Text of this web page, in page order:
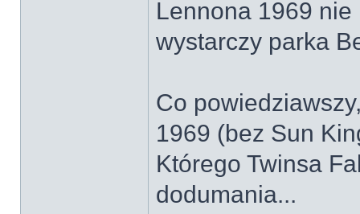
Lennona 1969
wystarczy parka
Co
1969 (bez Sun
Którego Twinsa
dodumania...